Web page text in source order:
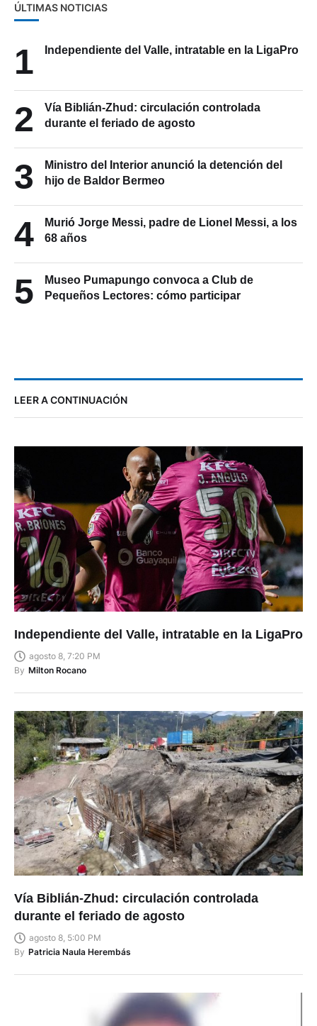
ÚLTIMAS NOTICIAS
1 Independiente del Valle, intratable en la LigaPro
2
Vía Biblián-Zhud: circulación controlada
durante el feriado de agosto
3
Ministro del Interior anunció la detención del
hijo de Baldor Bermeo
4
Murió Jorge Messi, padre de Lionel Messi, a los
68 años
5
Museo Pumapungo convoca a Club de
Pequeños Lectores: cómo participar
LEER A CONTINUACIÓN
Independiente del Valle, intratable en la LigaPro
agosto 8, 7:20 PM
By Milton Rocano
Vía Biblián-Zhud: circulación controlada
durante el feriado de agosto
agosto 8, 5:00 PM
By Patricia Naula Herembás